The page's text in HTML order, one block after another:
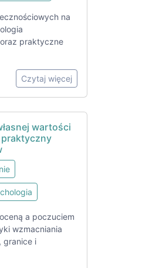
na
praktyczne
Czytaj więcej
wartości
a poczuciem
wzmacniania
granice i